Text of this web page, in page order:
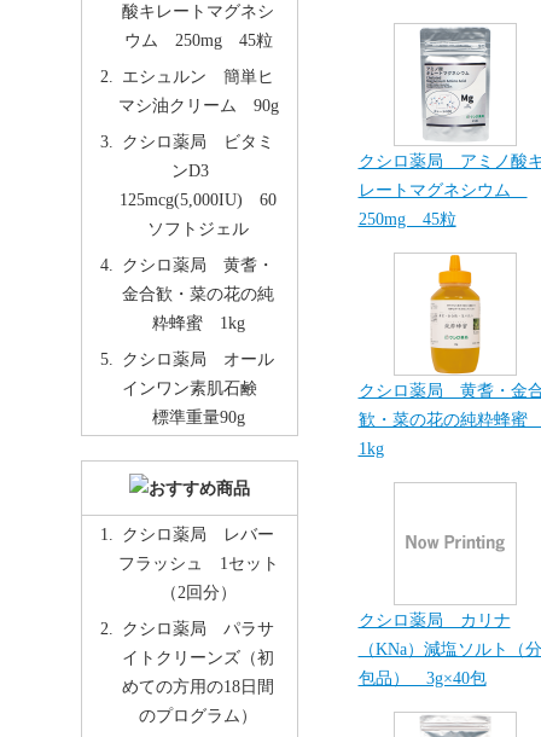
クシロ薬局 アミノ酸
レートマグネシウム
250mg 45粒
クシロ薬局 黄耆・金
歓・菜の花の純粋蜂
1kg
クシロ薬局 カリナ
（KNa）減塩ソルト（分
包品） 3g×40包
酸キレートマグネシ
ウム 250mg 45粒
エシュルン 簡単ヒ
マシ油クリーム 90g
クシロ薬局 ビタミ
ンD3
125mcg(5,000IU) 60
ソフトジェル
クシロ薬局 黄耆・
金合歓・菜の花の純
粋蜂蜜 1kg
クシロ薬局 オール
インワン素肌石鹸
標準重量90g
クシロ薬局 レバー
フラッシュ 1セット
（2回分）
クシロ薬局 パラサ
イトクリーンズ（初
めての方用の18日間
のプログラム）